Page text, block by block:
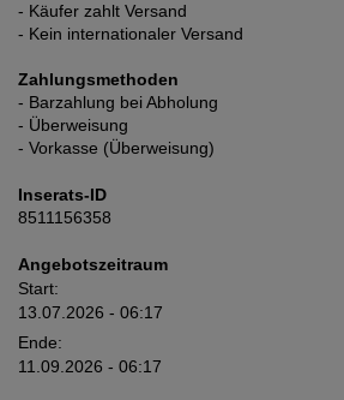
- Käufer zahlt Versand
- Kein internationaler Versand
Zahlungsmethoden
- Barzahlung bei Abholung
- Überweisung
- Vorkasse (Überweisung)
Inserats-ID
8511156358
Angebotszeitraum
Start:
13.07.2026 - 06:17
Ende:
11.09.2026 - 06:17